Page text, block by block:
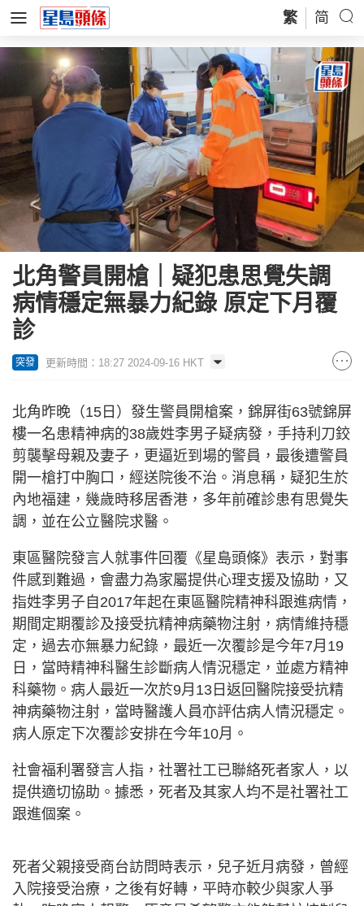
繁 简
北角警員開槍｜疑犯患思覺失調
病情穩定無暴力紀錄 原定下月覆
診
突發 更新時間：18:27 2024-09-16 HKT
北角昨晚（15日）發生警員開槍案，錦屏街63號錦屏
樓一名患精神病的38歲姓李男子疑病發，手持利刀鉸
剪襲擊母親及妻子，更逼近到場的警員，最後遭警員
開一槍打中胸口，經送院後不治。消息稱，疑犯生於
內地福建，幾歲時移居香港，多年前確診患有思覺失
調，並在公立醫院求醫。
東區醫院發言人就事件回覆《星島頭條》表示，對事
件感到難過，會盡力為家屬提供心理支援及協助，又
指姓李男子自2017年起在東區醫院精神科跟進病情，
期間定期覆診及接受抗精神病藥物注射，病情維持穩
定，過去亦無暴力紀錄，最近一次覆診是今年7月19
日，當時精神科醫生診斷病人情況穩定，並處方精神
科藥物。病人最近一次於9月13日返回醫院接受抗精
神病藥物注射，當時醫護人員亦評估病人情況穩定。
病人原定下次覆診安排在今年10月。
社會福利署發言人指，社署社工已聯絡死者家人，以
提供適切協助。據悉，死者及其家人均不是社署社工
跟進個案。
死者父親接受商台訪問時表示，兒子近月病發，曾經
入院接受治療，之後有好轉，平時亦較少與家人爭